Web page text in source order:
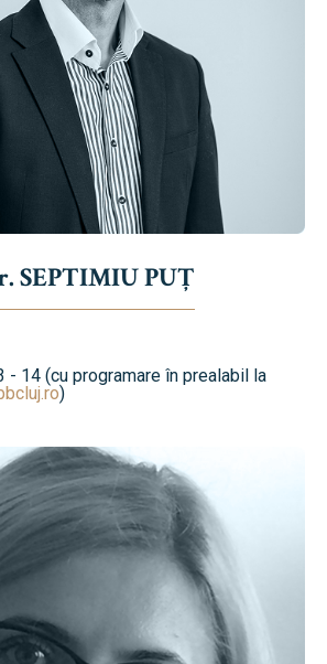
SEPTIMIU PUȚ
- 14 (cu programare în prealabil la
)